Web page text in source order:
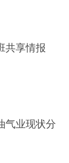
共享情报
业现状分